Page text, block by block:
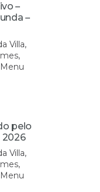
–
–
Villa,
pelo
2026
Villa,